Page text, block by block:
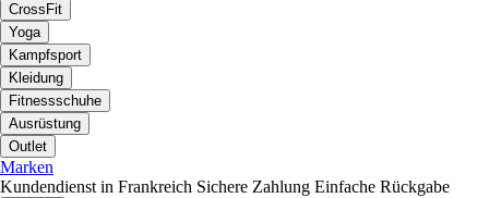
CrossFit
Yoga
Kampfsport
Kleidung
Fitnessschuhe
Ausrüstung
Outlet
Marken
Kundendienst in Frankreich Sichere Zahlung Einfache Rückgabe